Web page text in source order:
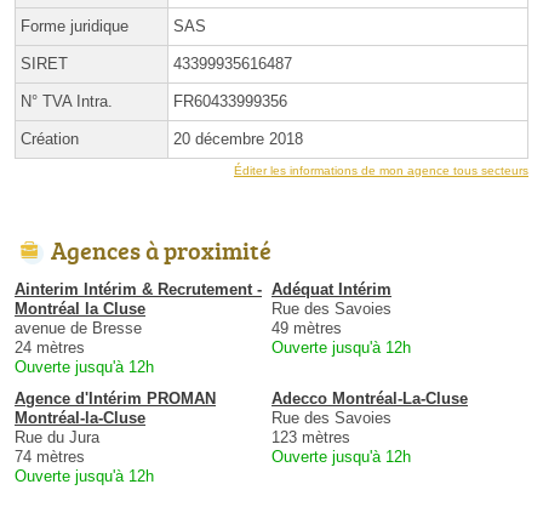
Forme juridique SAS
SIRET 43399935616487
N° TVA Intra. FR60433999356
Création 20 décembre 2018
Éditer les informations de mon agence tous secteurs
Agences à proximité
Ainterim Intérim & Recrutement -
Montréal la Cluse
avenue de Bresse
24 mètres
Ouverte jusqu'à 12h
Adéquat Intérim
Rue des Savoies
49 mètres
Ouverte jusqu'à 12h
Agence d'Intérim PROMAN
Montréal-la-Cluse
Rue du Jura
74 mètres
Ouverte jusqu'à 12h
Adecco Montréal-La-Cluse
Rue des Savoies
123 mètres
Ouverte jusqu'à 12h